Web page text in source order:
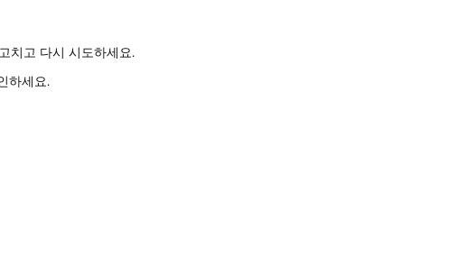
치고 다시 시도하세요.
하세요.